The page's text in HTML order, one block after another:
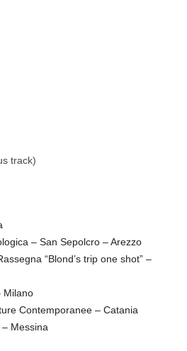
track)
– San Sepolcro – Arezzo
“Blond’s trip one shot” –
Milano
Contemporanee – Catania
Messina